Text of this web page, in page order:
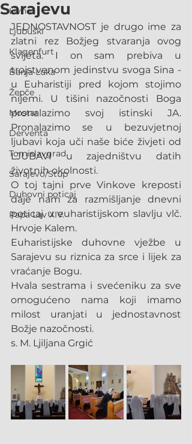
Livno
Ljubuški
Klagenfurt
Banja Luka
Žepče
Mostar
Derventa
Tomislavgrad
Sarajevo/Stup
Duhovni poticaj
Papa Lav XIV.
Sarajevu
JEDNOSTAVNOST je drugo ime za
zlatni rez Božjeg stvaranja ovog
svijeta. I on sam prebiva u
trojstvenom jedinstvu svoga Sina -
u Euharistiji pred kojom stojimo
nijemi. U tišini nazočnosti Boga
pronalazimo svoj istinski JA.
Pronalazimo se u bezuvjetnoj
ljubavi koja uči naše biće živjeti od
LJUBAVI u zajedništvu datih
životnih okolnosti.
O toj tajni prve Vinkove kreposti
daje nam za razmišljanje dnevni
poticaj u euharistijskom slavlju vlč.
Hrvoje Kalem.
Euharistijske duhovne vježbe u
Sarajevu su riznica za srce i lijek za
vraćanje Bogu.
Hvala sestrama i svećeniku za sve
omogućeno nama koji imamo
milost uranjati u jednostavnost
Božje nazočnosti.
s. M. Ljiljana Grgić